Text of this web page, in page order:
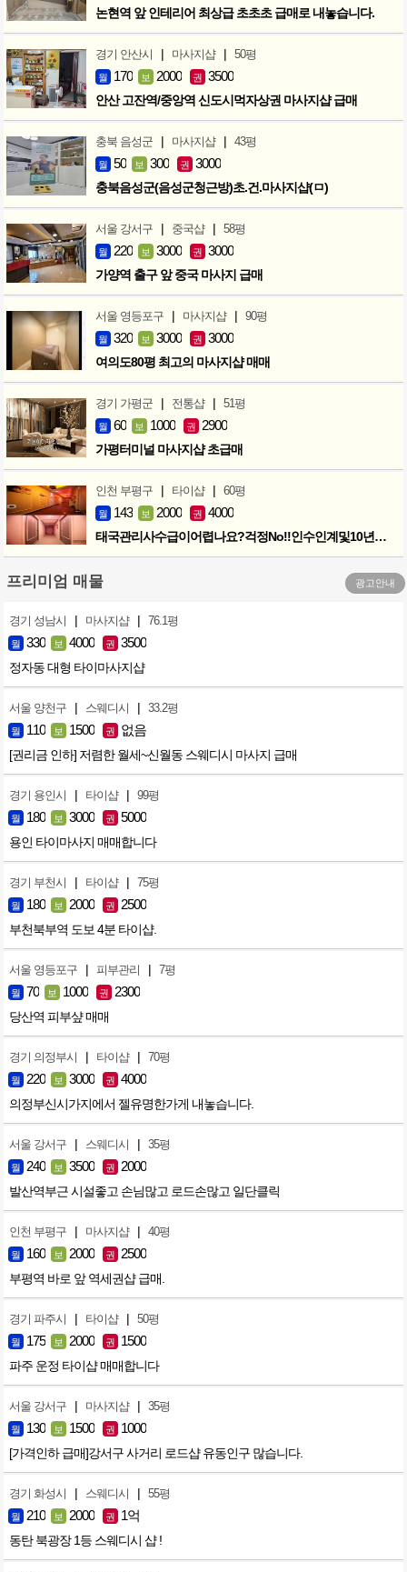
논현역 앞 인테리어 최상급 초초초 급매로 내놓습니다.
경기 안산시 | 마사지샵 | 50평
월 170 보 2000 권 3500
안산 고잔역/중앙역 신도시먹자상권 마사지샵 급매
충북 음성군 | 마사지샵 | 43평
월 50 보 300 권 3000
충북음성군(음성군청근방)초.건.마사지샵(ㅁ)
서울 강서구 | 중국샵 | 58평
월 220 보 3000 권 3000
가양역 출구 앞 중국 마사지 급매
서울 영등포구 | 마사지샵 | 90평
월 320 보 3000 권 3000
여의도80평 최고의 마사지샵 매매
경기 가평군 | 전통샵 | 51평
월 60 보 1000 권 2900
가평터미널 마사지샵 초급매
인천 부평구 | 타이샵 | 60평
월 143 보 2000 권 4000
태국관리사수급이어렵나요?걱정No!!인수인계및10년노하우 모두승계
프리미엄 매물 광고안내
경기 성남시 | 마사지샵 | 76.1평
월 330 보 4000 권 3500
정자동 대형 타이마사지샵
서울 양천구 | 스웨디시 | 33.2평
월 110 보 1500 권 없음
[권리금 인하] 저렴한 월세~신월동 스웨디시 마사지 급매
경기 용인시 | 타이샵 | 99평
월 180 보 3000 권 5000
용인 타이마사지 매매합니다
경기 부천시 | 타이샵 | 75평
월 180 보 2000 권 2500
부천북부역 도보 4분 타이샵.
서울 영등포구 | 피부관리 | 7평
월 70 보 1000 권 2300
당산역 피부샾 매매
경기 의정부시 | 타이샵 | 70평
월 220 보 3000 권 4000
의정부신시가지에서 젤유명한가게 내놓습니다.
서울 강서구 | 스웨디시 | 35평
월 240 보 3500 권 2000
발산역부근 시설좋고 손님많고 로드손많고 일단클릭
인천 부평구 | 마사지샵 | 40평
월 160 보 2000 권 2500
부평역 바로 앞 역세권샵 급매.
경기 파주시 | 타이샵 | 50평
월 175 보 2000 권 1500
파주 운정 타이샵 매매합니다
서울 강서구 | 마사지샵 | 35평
월 130 보 1500 권 1000
[가격인하 급매]강서구 사거리 로드샵 유동인구 많습니다.
경기 화성시 | 스웨디시 | 55평
월 210 보 2000 권 1억
동탄 북광장 1등 스웨디시 샵 !